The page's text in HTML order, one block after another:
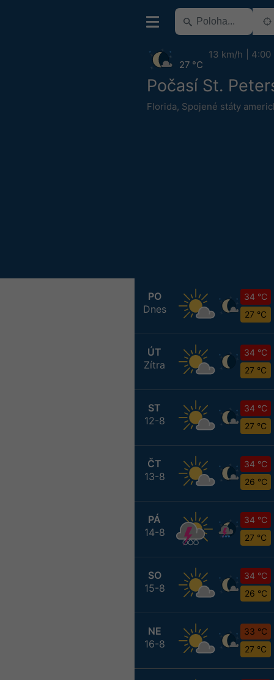
Počasí St.
Florida, Spojené státy
27 °C
13 km/h 4:00
PO
Dnes
34 °C
27 °C
ÚT
Zítra
34 °C
27 °C
ST
12-8
34 °C
27 °C
ČT
13-8
34 °C
26 °C
PÁ
14-8
34 °C
27 °C
SO
15-8
34 °C
26 °C
NE
16-8
33 °C
27 °C